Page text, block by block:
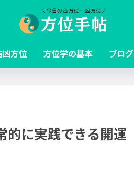
凶方位 方位学の基本 ブログ
的に実践できる開運